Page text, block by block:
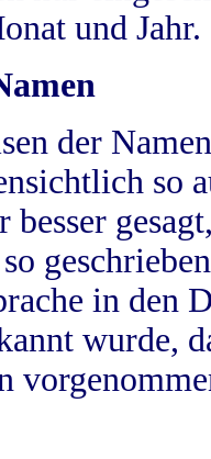
und Jahr.
der
so
besser
in
wurde,